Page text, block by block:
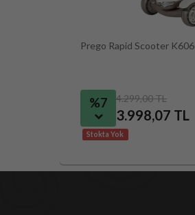
Prego Rapid Scooter K606
%7 4.299,00 TL
3.998,07 TL
Stokta Yok